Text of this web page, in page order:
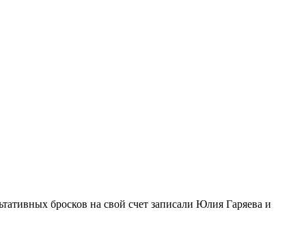
бросков на свой счет записали Юлия Гаряева и